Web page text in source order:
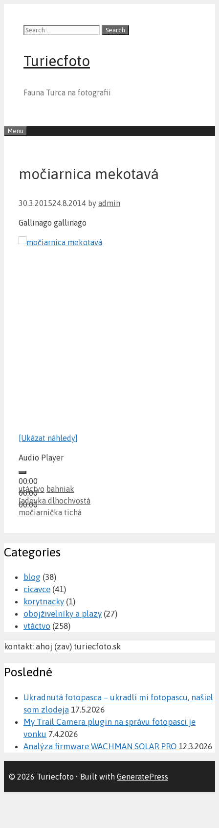
contentSearch
Turiecfoto
Fauna Turca na fotografii
Menu
močiarnica mekotavá
30.3.201524.8.2014 by admin
Gallinago gallinago
[Ukázat náhledy]
Audio Player
00:00
00:00
00:00
Categories
vtáctvo Tags
bahniak
ľadovka dlhochvostá
močiarnička tichá
Categories
blog (38)
cicavce (41)
korytnacky (1)
obojživelníky a plazy (27)
vtáctvo (258)
kontakt: ahoj (zav) turiecfoto.sk
Posledné
Ukradnutá fotopasca – ukradli mi fotopascu, našiel
som zlodeja 17.5.2026
My Trail Camera plugin na správu fotopasci je
vonku 7.4.2026
Analýza firmware WACHMAN SOLAR PRO 12.3.2026
© 2026 Turiecfoto • Built with GeneratePress